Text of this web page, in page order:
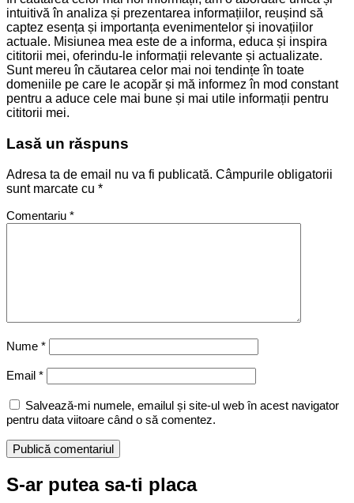
intuitivă în analiza și prezentarea informațiilor, reușind să
captez esența și importanța evenimentelor și inovațiilor
actuale. Misiunea mea este de a informa, educa și inspira
cititorii mei, oferindu-le informații relevante și actualizate.
Sunt mereu în căutarea celor mai noi tendințe în toate
domeniile pe care le acopăr și mă informez în mod constant
pentru a aduce cele mai bune și mai utile informații pentru
cititorii mei.
Lasă un răspuns
Adresa ta de email nu va fi publicată. Câmpurile obligatorii
sunt marcate cu *
Comentariu *
Nume *
Email *
Salvează-mi numele, emailul și site-ul web în acest navigator
pentru data viitoare când o să comentez.
S-ar putea sa-ti placa